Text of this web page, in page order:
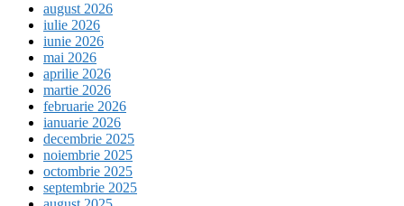
august 2026
iulie 2026
iunie 2026
mai 2026
aprilie 2026
martie 2026
februarie 2026
ianuarie 2026
decembrie 2025
noiembrie 2025
octombrie 2025
septembrie 2025